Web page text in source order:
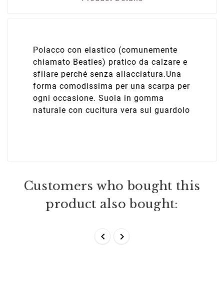
Polacco con elastico (comunemente
chiamato Beatles) pratico da calzare e
sfilare perché senza allacciatura.Una
forma comodissima per una scarpa per
ogni occasione. Suola in gomma
naturale con cucitura vera sul guardolo
Customers who bought this
product also bought:
 